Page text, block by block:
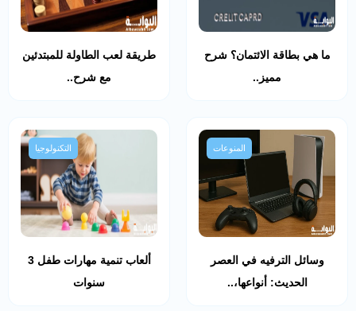
ما هي بطاقة الائتمان؟ شرح
مميز..
طريقة لعب الطاولة للمبتدئين
مع شرح..
المنوعات
وسائل الترفيه في العصر
الحديث: أنواعها،..
التكنولوجيا
ألعاب تنمية مهارات طفل 3
سنوات